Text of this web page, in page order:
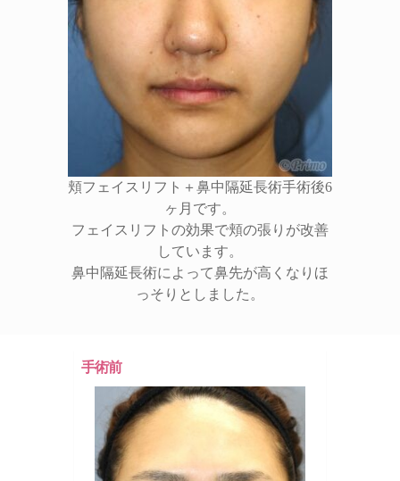
頬フェイスリフト＋鼻中隔延長術手術後6
ヶ月です。
フェイスリフトの効果で頬の張りが改善
しています。
鼻中隔延長術によって鼻先が高くなりほ
っそりとしました。
手術前